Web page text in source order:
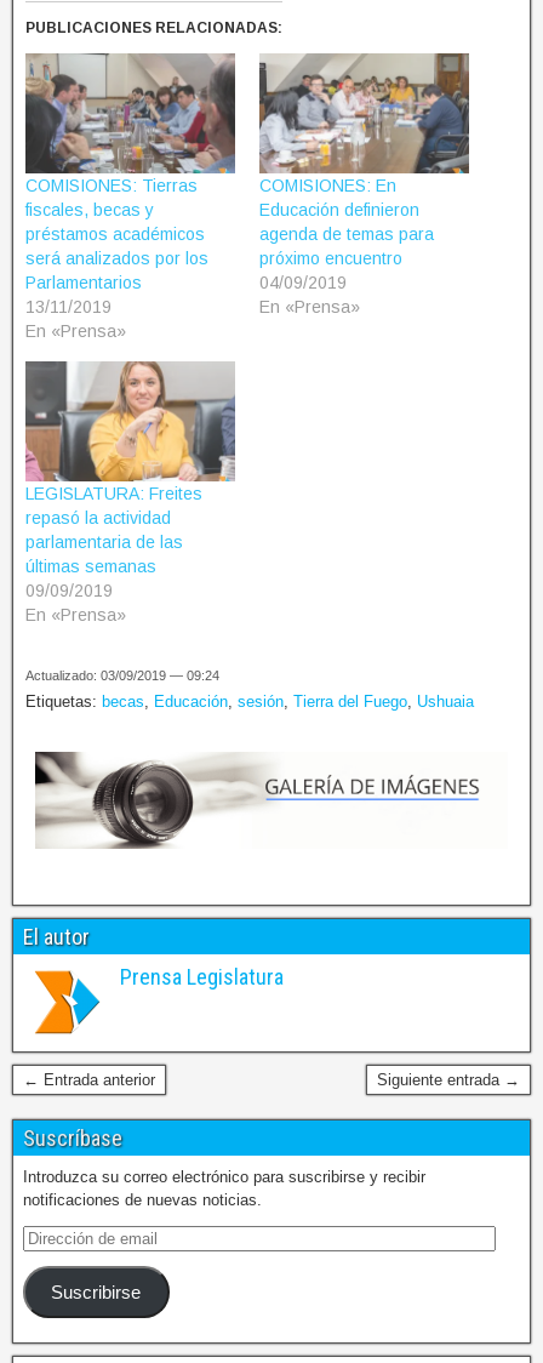
PUBLICACIONES RELACIONADAS:
COMISIONES: Tierras
fiscales, becas y
préstamos académicos
será analizados por los
Parlamentarios
13/11/2019
En «Prensa»
COMISIONES: En
Educación definieron
agenda de temas para
próximo encuentro
04/09/2019
En «Prensa»
LEGISLATURA: Freites
repasó la actividad
parlamentaria de las
últimas semanas
09/09/2019
En «Prensa»
Actualizado: 03/09/2019 — 09:24
Etiquetas: becas Educación sesión Tierra del Fuego Ushuaia
El autor
Prensa Legislatura
← Entrada anterior Siguiente entrada →
Suscríbase
Introduzca su correo electrónico para suscribirse y recibir
notificaciones de nuevas noticias.
Suscribirse